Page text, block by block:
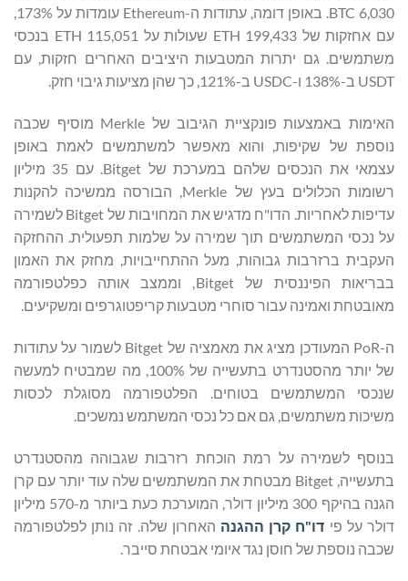
6,030 BTC. באופן דומה, עתודות ה-Ethereum עומדות על 173%,
עם אחזקות של 199,433 ETH שעולות על 115,051 ETH בנכסי
משתמשים. גם יתרות המטבעות היציבים האחרים חזקות, עם
USDT ב-138% ו-USDC ב-121%, כך שהן מציעות גיבוי חזק.
האימות באמצעות פונקציית הגיבוב של Merkle מוסיף שכבה
נוספת של שקיפות, והוא מאפשר למשתמשים לאמת באופן
עצמאי את הנכסים שלהם במערכת של Bitget. עם 35 מיליון
רשומות הכלולים בעץ של Merkle, הבורסה ממשיכה להקנות
עדיפות לאחריות. הדו"ח מדגיש את המחויבות של Bitget לשמירה
על נכסי המשתמשים תוך שמירה על שלמות תפעולית. ההחזקה
העקבית ברזרבות גבוהות, מעל ההתחייבויות, מחזק את האמון
בבריאות הפיננסית של Bitget, וממצב אותה כפלטפורמה
מאובטחת ואמינה עבור סוחרי מטבעות קריפטוגרפים ומשקיעים.
ה-PoR המעודכן מציג את מאמציה של Bitget לשמור על עתודות
של יותר מהסטנדרט בתעשייה של 100%, מה שמבטיח למעשה
שנכסי המשתמשים בטוחים. הפלטפורמה מסוגלת לכסות
משיכות משתמשים, גם אם כל נכסי המשתמש נמשכים.
בנוסף לשמירה על רמת הוכחת רזרבות שגבוהה מהסטנדרט
בתעשייה, Bitget מבטחת את המשתמשים שלה עוד יותר עם קרן
הגנה בהיקף 300 מיליון דולר, המוערכת כעת ביותר מ-570 מיליון
דולר על פי דו"ח קרן ההגנה האחרון שלה. זה נותן לפלטפורמה
שכבה נוספת של חוסן נגד איומי אבטחת סייבר.